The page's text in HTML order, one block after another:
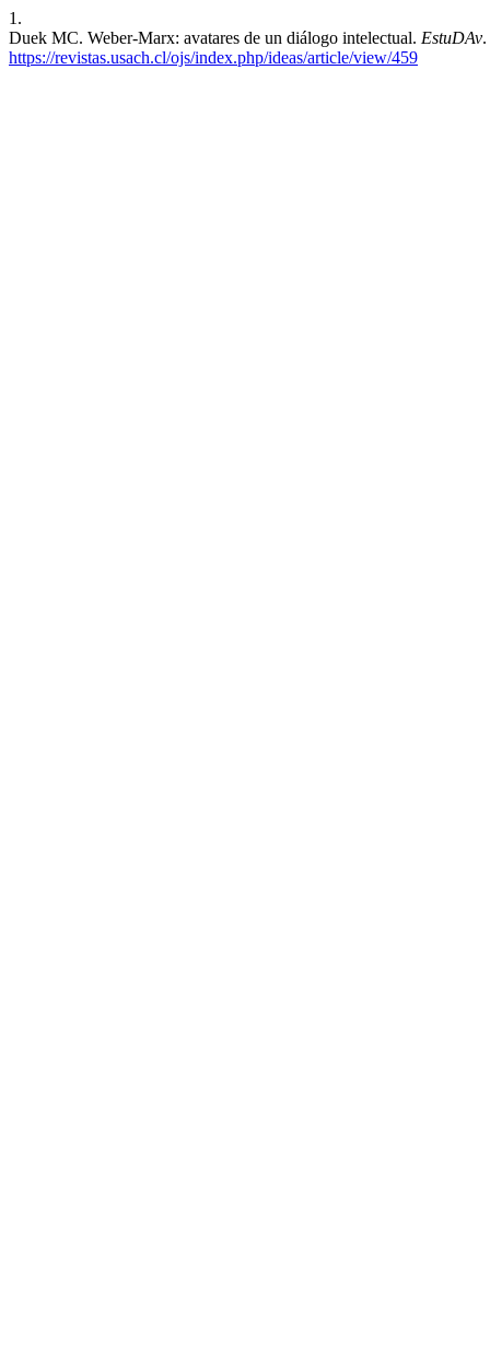
1.
Duek MC. Weber-Marx: avatares de un diálogo intelectual. EstuDAv
https://revistas.usach.cl/ojs/index.php/ideas/article/view/459